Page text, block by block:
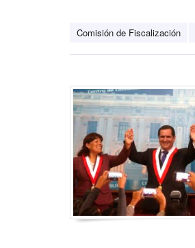
Comisión de Fiscalización